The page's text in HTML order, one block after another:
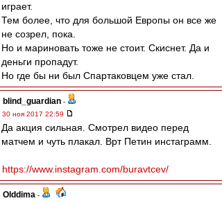
играет.
Тем более, что для большой Европы он все же
не созрел, пока.
Но и мариновать тоже не стоит. Скиснет. Да и
деньги пропадут.
Но где бы ни был Спартаковцем уже стал.
blind_guardian -
30 ноя 2017 22:59
Да акция сильная. Смотрел видео перед
матчем и чуть плакал. Врт Петин инстаграмм.
https://www.instagram.com/buravtcev/
Olddima -